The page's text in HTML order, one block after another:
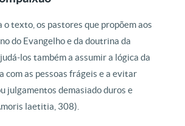
o texto, os pastores que propõem aos
do Evangelho e da doutrina da
los também a assumir a lógica da
com as pessoas frágeis e a evitar
julgamentos demasiado duros e
laetitia, 308).